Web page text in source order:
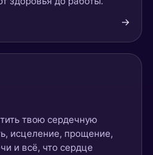
→
твою сердечную
исцеление, прощение,
и всё, что сердце